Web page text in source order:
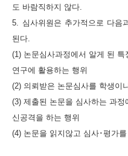
도 바람직하지 않다.
5. 심사위원은 추가적으로 다음
된다.
(1) 논문심사과정에서 알게 된
연구에 활용하는 행위
(2) 의뢰받은 논문심사를 학생이
(3) 제출된 논문을 심사하는 과
신공격을 하는 행위
(4) 논문을 읽지않고 심사･평가